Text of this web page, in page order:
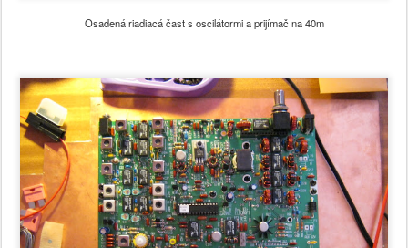
Osadená riadiacá čast s oscilátormi a prijímač na 40m